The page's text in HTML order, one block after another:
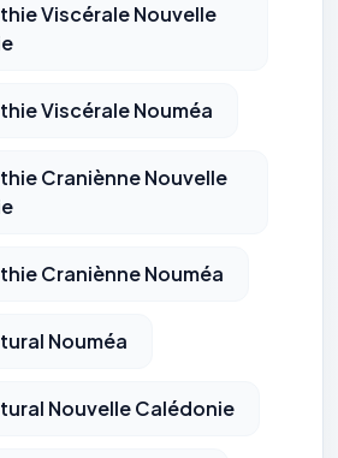
Viscérale Nouvelle
Viscérale Nouméa
Craniènne Nouvelle
Craniènne Nouméa
Nouméa
Nouvelle Calédonie